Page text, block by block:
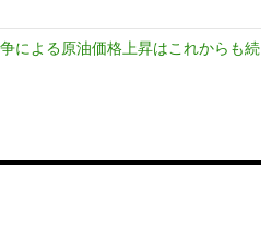
による原油価格上昇はこれからも続